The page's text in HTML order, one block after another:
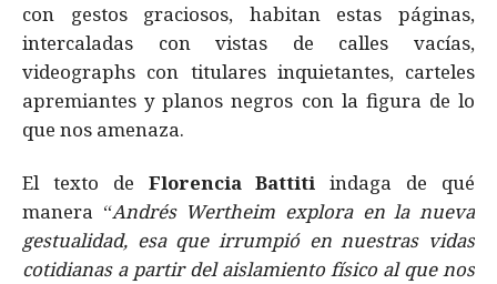
con gestos graciosos, habitan estas páginas,
intercaladas con vistas de calles vacías,
videographs con titulares inquietantes, carteles
apremiantes y planos negros con la figura de lo
que nos amenaza.
El texto de Florencia Battiti indaga de qué
manera “Andrés Wertheim explora en la nueva
gestualidad, esa que irrumpió en nuestras vidas
cotidianas a partir del aislamiento físico al que nos